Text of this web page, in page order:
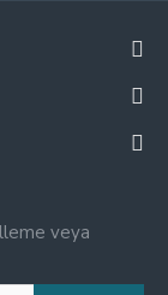
veya